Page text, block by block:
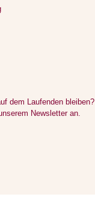
dem Laufenden bleiben?
Newsletter an.